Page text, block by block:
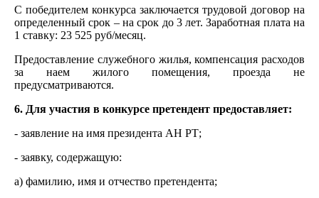
С победителем конкурса заключается трудовой договор на
определенный срок – на срок до 3 лет. Заработная плата на
1 ставку: 23 525 руб/месяц.
Предоставление служебного жилья, компенсация расходов
за наем жилого помещения, проезда не
предусматриваются.
6. Для участия в конкурсе претендент предоставляет:
- заявление на имя президента АН РТ;
- заявку, содержащую:
а) фамилию, имя и отчество претендента;